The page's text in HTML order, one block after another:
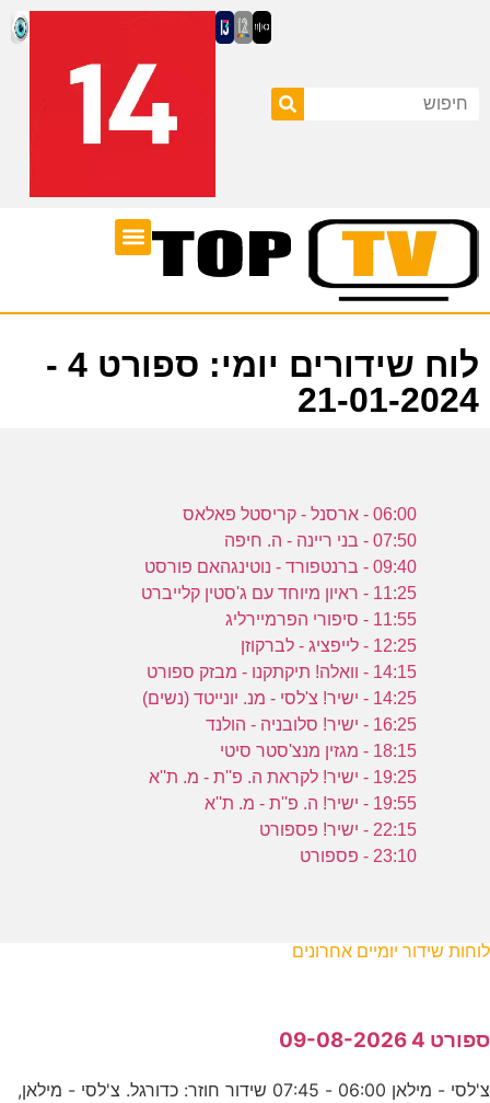
לוח שידורים יומי: ספורט 4 -
21-01-2024
06:00 - ארסנל - קריסטל פאלאס
07:50 - בני ריינה - ה. חיפה
09:40 - ברנטפורד - נוטינגהאם פורסט
11:25 - ראיון מיוחד עם ג'סטין קלייברט
11:55 - סיפורי הפרמיירליג
12:25 - לייפציג - לברקוזן
14:15 - וואלה! תיקתקנו - מבזק ספורט
14:25 - ישיר! צ'לסי - מנ. יונייטד (נשים)
16:25 - ישיר! סלובניה - הולנד
18:15 - מגזין מנצ'סטר סיטי
19:25 - ישיר! לקראת ה. פ''ת - מ. ת''א
19:55 - ישיר! ה. פ''ת - מ. ת''א
22:15 - ישיר! פספורט
23:10 - פספורט
לוחות שידור יומיים אחרונים
ספורט 4 09-08-2026
צ'לסי - מילאן 06:00 - 07:45 שידור חוזר: כדורגל. צ'לסי - מילאן,